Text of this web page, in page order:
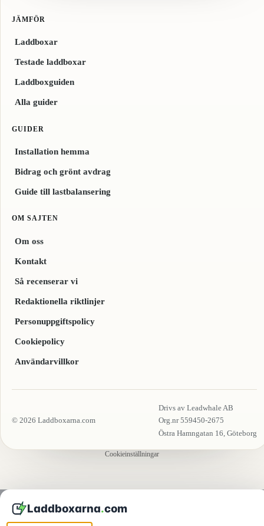
JÄMFÖR
Laddboxar
Testade laddboxar
Laddboxguiden
Alla guider
GUIDER
Installation hemma
Bidrag och grönt avdrag
Guide till lastbalansering
OM SAJTEN
Om oss
Kontakt
Så recenserar vi
Redaktionella riktlinjer
Personuppgiftspolicy
Cookiepolicy
Användarvillkor
© 2026 Laddboxarna.com
Drivs av Leadwhale AB
Org.nr 559450-2675
Östra Hamngatan 16, Göteborg
Cookieinställningar
Laddboxarna.com